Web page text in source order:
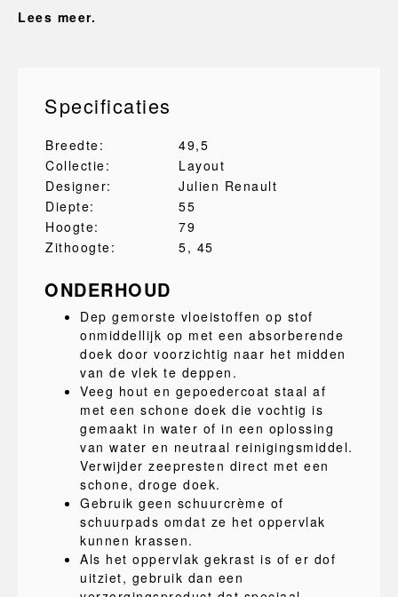
Lees meer.
Specificaties
Breedte:
49,5
Collectie:
Layout
Designer:
Julien Renault
Diepte:
55
Hoogte:
79
Zithoogte:
5, 45
ONDERHOUD
Dep gemorste vloeistoffen op stof
onmiddellijk op met een absorberende
doek door voorzichtig naar het midden
van de vlek te deppen.
Veeg hout en gepoedercoat staal af
met een schone doek die vochtig is
gemaakt in water of in een oplossing
van water en neutraal reinigingsmiddel.
Verwijder zeepresten direct met een
schone, droge doek.
Gebruik geen schuurcrème of
schuurpads omdat ze het oppervlak
kunnen krassen.
Als het oppervlak gekrast is of er dof
uitziet, gebruik dan een